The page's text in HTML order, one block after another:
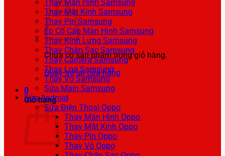
Chưa có sản phẩm trong giỏ hàng.
Quay trở lại cửa hàng
0
Giỏ hàng
Thay Màn Hình Samsung
Thay Mặt Kính Samsung
Thay Pin Samsung
Ép Cổ Cáp Màn Hình Samsung
Thay Kính Lưng Samsung
Thay Chân Sạc Samsung
Thay Camera Samsung
Thay Loa Samsung
Thay Vỏ Samsung
Sửa Main Samsung
Sửa Android
Sửa Điện Thoại Oppo
Thay Màn Hình Oppo
Thay Mặt Kính Oppo
Thay Pin Oppo
Thay Vỏ Oppo